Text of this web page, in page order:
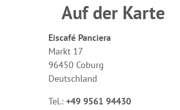
Auf der Karte
Eiscafé Panciera
Markt 17
96450 Coburg
Deutschland
Tel.: +49 9561 94430